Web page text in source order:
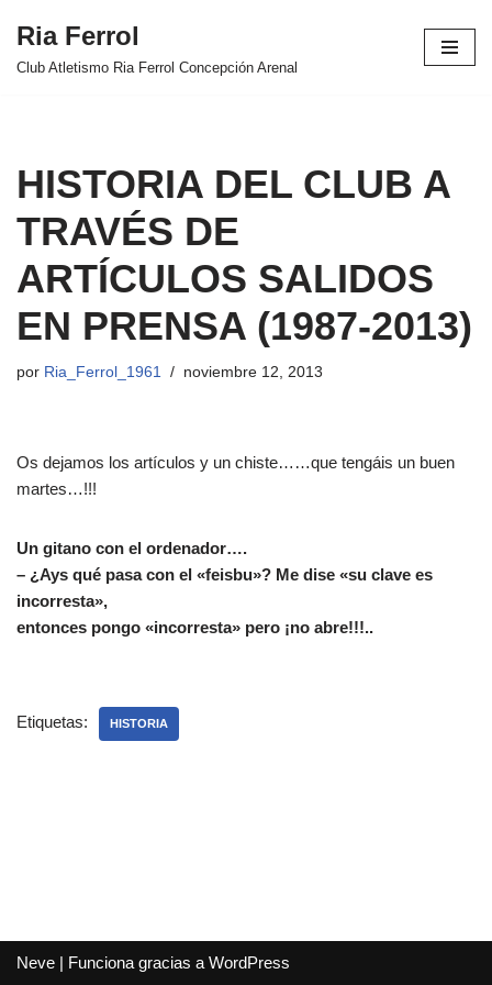
Saltar
Ria Ferrol
Club Atletismo Ria Ferrol Concepción Arenal
HISTORIA DEL CLUB A
TRAVÉS DE
ARTÍCULOS SALIDOS
EN PRENSA (1987-2013)
por Ria_Ferrol_1961 noviembre 12, 2013
Os dejamos los artículos y un chiste……que tengáis un buen
martes…!!!
Un gitano con el ordenador….
– ¿Ays qué pasa con el «feisbu»? Me dise «su clave es
incorresta»,
entonces pongo «incorresta» pero ¡no abre!!!..
Etiquetas: HISTORIA
Neve | Funciona gracias a WordPress